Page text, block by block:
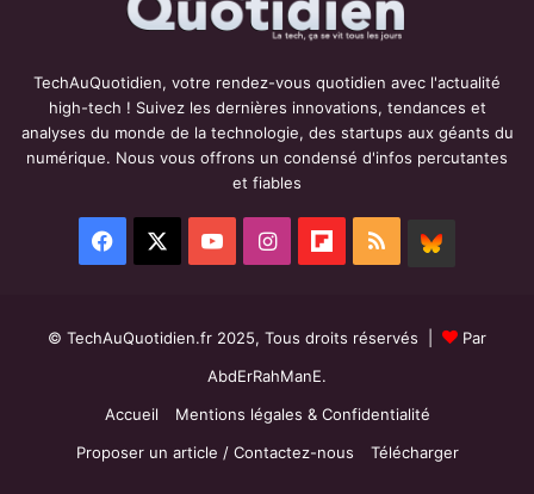
TechAuQuotidien, votre rendez-vous quotidien avec l'actualité
high-tech ! Suivez les dernières innovations, tendances et
analyses du monde de la technologie, des startups aux géants du
numérique. Nous vous offrons un condensé d'infos percutantes
et fiables
Facebook YouTubeInstagramFlipboard
RSS
© TechAuQuotidien.fr 2025, Tous droits réservés |
Par
AbdErRahManE.
Accueil
Mentions légales & Confidentialité
Proposer un article / Contactez-nous
Télécharger